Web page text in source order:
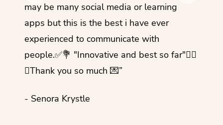
may be many social media or learning
apps but this is the best i have ever
experienced to communicate with
people.✅💐 "Innovative and best so far"✌🏻
💜Thank you so much 💌”
- Senora Krystle